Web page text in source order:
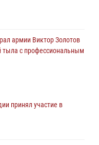
армии Виктор Золотов
тыла с профессиональным
принял участие в